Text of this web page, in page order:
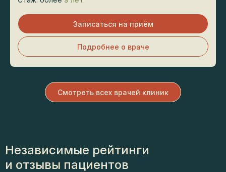
Записаться на приём
Подробнее о враче
Смотреть всех врачей клиник
Независимые рейтинги
и отзывы пациентов